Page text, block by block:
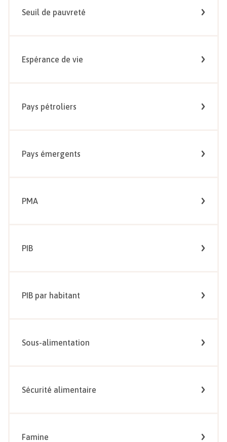
Seuil de pauvreté
Espérance de vie
Pays pétroliers
Pays émergents
PMA
PIB
PIB par habitant
Sous-alimentation
Sécurité alimentaire
Famine